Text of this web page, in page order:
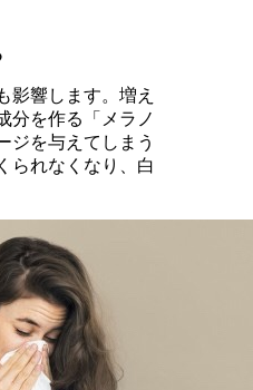
影響します。増え
分を作る「メラノ
ジを与えてしまう
られなくなり、白